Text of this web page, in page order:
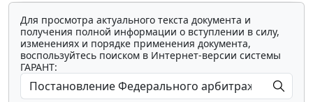
Для просмотра актуального текста документа и
получения полной информации о вступлении в силу,
изменениях и порядке применения документа,
воспользуйтесь поиском в Интернет-версии системы
ГАРАНТ: